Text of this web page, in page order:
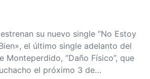
estrenan su nuevo single “No Estoy
el último single adelanto del
Monteperdido, ”Daño Físico”, que
el próximo 3 de…